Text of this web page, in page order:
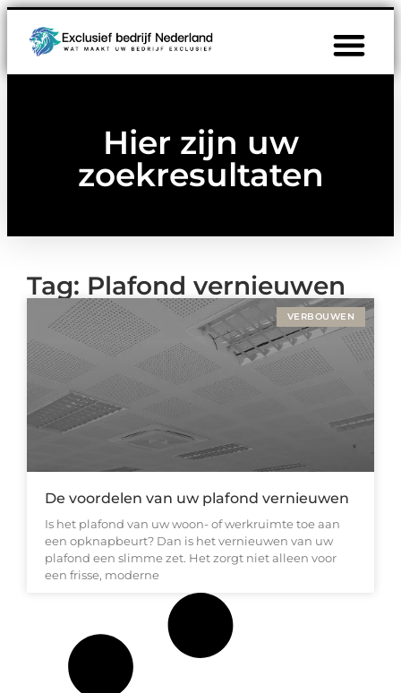
Hier zijn uw
zoekresultaten
Tag: Plafond vernieuwen
VERBOUWEN
De voordelen van uw plafond vernieuwen
Is het plafond van uw woon- of werkruimte toe aan
een opknapbeurt? Dan is het vernieuwen van uw
plafond een slimme zet. Het zorgt niet alleen voor
een frisse, moderne